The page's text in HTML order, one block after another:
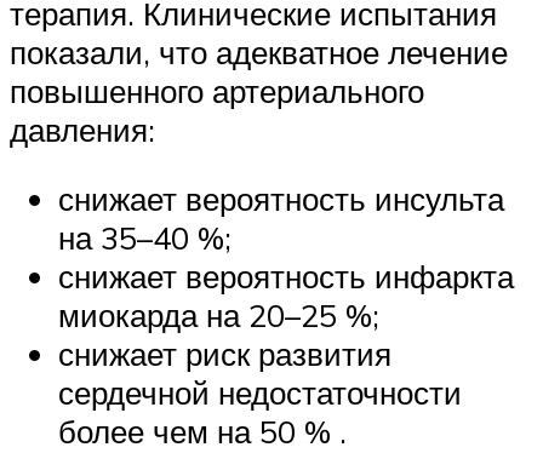
терапия. Клинические испытания
показали, что адекватное лечение
повышенного артериального
давления:
снижает вероятность инсульта
на 35–40 %;
снижает вероятность инфаркта
миокарда на 20–25 %;
снижает риск развития
сердечной недостаточности
более чем на 50 % .